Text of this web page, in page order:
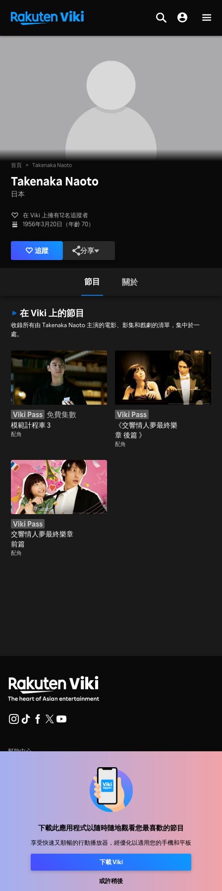
下載此應用程式以隨時隨地觀看您最喜歡的節目
享受快速又順暢的行動播放器，經優化以適用您的手機和平板
下載 Viki
或許稍後
首頁 > Takenaka Naoto
Takenaka Naoto
日本
在 Viki 上擁有12名追蹤者
1956年3月20日（年齡 70）
追蹤 分享
節目 關於
在 Viki 上的節目
收錄所有由 Takenaka Naoto 主演的電影、影集和戲劇的清單，集中於一
處。
Viki Pass 免費集數
模範計程車 3
配角
Viki Pass
《交響情人夢最終樂
章 後篇 》
配角
Viki Pass
交響情人夢最終樂章
前篇
配角
幫助中心